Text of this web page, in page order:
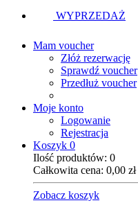
WYPRZEDAŻ
Mam voucher
Złóż rezerwację
Sprawdź voucher
Przedłuż voucher
Moje konto
Logowanie
Rejestracja
Koszyk 0
Ilość produktów: 0
Całkowita cena: 0,00 zł
Zobacz koszyk